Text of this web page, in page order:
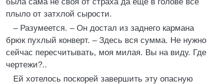
плыло от затхлой сырости.
– Разумеется. – Он достал из заднего кармана
брюк пухлый конверт. – Здесь вся сумма. Не нужно
сейчас пересчитывать, моя милая. Вы на виду. Где
чертежи?..
Ей хотелось поскорей завершить эту опасную